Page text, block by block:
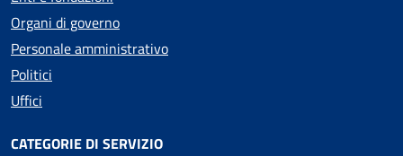
Organi di governo
Personale amministrativo
Politici
Uffici
CATEGORIE DI SERVIZIO